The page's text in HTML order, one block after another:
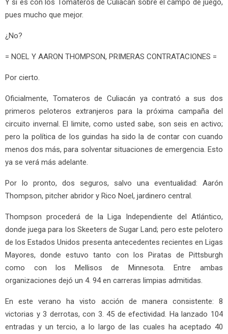
Y si es con los Tomateros de Culiacán sobre el campo de juego,
pues mucho que mejor.
¿No?
= NOEL Y AARON THOMPSON, PRIMERAS CONTRATACIONES =
Por cierto.
Oficialmente, Tomateros de Culiacán ya contrató a sus dos
primeros peloteros extranjeros para la próxima campaña del
circuito invernal. El limite, como usted sabe, son seis en activo;
pero la política de los guindas ha sido la de contar con cuando
menos dos más, para solventar situaciones de emergencia. Esto
ya se verá más adelante.
Por lo pronto, dos seguros, salvo una eventualidad: Aarón
Thompson, pitcher abridor y Rico Noel, jardinero central.
Thompson procederá de la Liga Independiente del Atlántico,
donde juega para los Skeeters de Sugar Land; pero este pelotero
de los Estados Unidos presenta antecedentes recientes en Ligas
Mayores, donde estuvo tanto con los Piratas de Pittsburgh
como con los Mellisos de Minnesota. Entre ambas
organizaciones dejó un 4. 94 en carreras limpias admitidas.
En este verano ha visto acción de manera consistente: 8
victorias y 3 derrotas, con 3. 45 de efectividad. Ha lanzado 104
entradas y un tercio, a lo largo de las cuales ha aceptado 40